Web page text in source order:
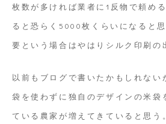
枚数が多ければ業者に1反物で頼め
ると恐らく5000枚くらいになると
要という場合はやはりシルク印刷の
以前もブログで書いたかもしれない
袋を使わずに独自のデザインの米袋
ている農家が増えてきていると思う